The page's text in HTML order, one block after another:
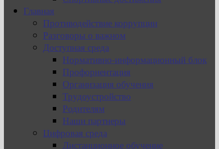
Главная
Противодействие коррупции
Разговоры о важном
Доступная среда
Нормативно-информационный блок
Профориентация
Организация обучения
Трудоустройство
Родителям
Наши партнеры
Цифровая среда
Дистанционное обучение